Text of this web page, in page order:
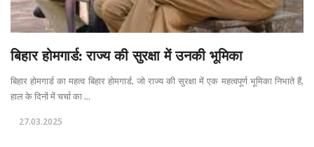
बिहार होमगार्ड: राज्य की सुरक्षा में उनकी भूमिका
बिहार होमगार्ड का महत्व बिहार होमगार्ड, जो राज्य की सुरक्षा में एक महत्वपूर्ण भूमिका निभाते हैं,
हाल के दिनों में चर्चा का ...
27.03.2025